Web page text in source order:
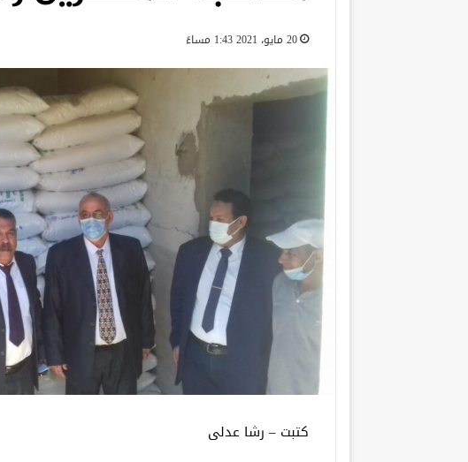
20 مايو، 2021 1:43 مساءً
كتبت – رشا عدلى